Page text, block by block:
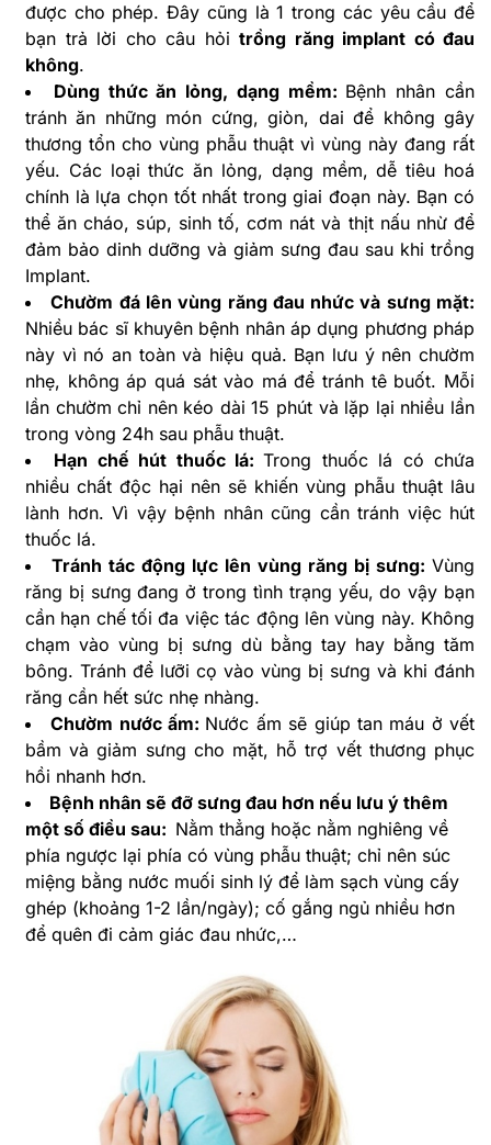
được cho phép. Đây cũng là 1 trong các yêu cầu để
bạn trả lời cho câu hỏi trồng răng implant có đau
không.
Dùng thức ăn lỏng, dạng mềm: Bệnh nhân cần
tránh ăn những món cứng, giòn, dai để không gây
thương tổn cho vùng phẫu thuật vì vùng này đang rất
yếu. Các loại thức ăn lỏng, dạng mềm, dễ tiêu hoá
chính là lựa chọn tốt nhất trong giai đoạn này. Bạn có
thể ăn cháo, súp, sinh tố, cơm nát và thịt nấu nhừ để
đảm bảo dinh dưỡng và giảm sưng đau sau khi trồng
Implant.
Chườm đá lên vùng răng đau nhức và sưng mặt:
Nhiều bác sĩ khuyên bệnh nhân áp dụng phương pháp
này vì nó an toàn và hiệu quả. Bạn lưu ý nên chườm
nhẹ, không áp quá sát vào má để tránh tê buốt. Mỗi
lần chườm chỉ nên kéo dài 15 phút và lặp lại nhiều lần
trong vòng 24h sau phẫu thuật.
Hạn chế hút thuốc lá:Trong thuốc lá có chứa
nhiều chất độc hại nên sẽ khiến vùng phẫu thuật lâu
lành hơn. Vì vậy bệnh nhân cũng cần tránh việc hút
thuốc lá.
Tránh tác động lực lên vùng răng bị sưng: Vùng
răng bị sưng đang ở trong tình trạng yếu, do vậy bạn
cần hạn chế tối đa việc tác động lên vùng này. Không
chạm vào vùng bị sưng dù bằng tay hay bằng tăm
bông. Tránh để lưỡi cọ vào vùng bị sưng và khi đánh
răng cần hết sức nhẹ nhàng.
Chườm nước ấm: Nước ấm sẽ giúp tan máu ở vết
bầm và giảm sưng cho mặt, hỗ trợ vết thương phục
hồi nhanh hơn.
Bệnh nhân sẽ đỡ sưng đau hơn nếu lưu ý thêm
một số điều sau: Nằm thẳng hoặc nằm nghiêng về
phía ngược lại phía có vùng phẫu thuật; chỉ nên súc
miệng bằng nước muối sinh lý để làm sạch vùng cấy
ghép (khoảng 1-2 lần/ngày); cố gắng ngủ nhiều hơn
để quên đi cảm giác đau nhức,…